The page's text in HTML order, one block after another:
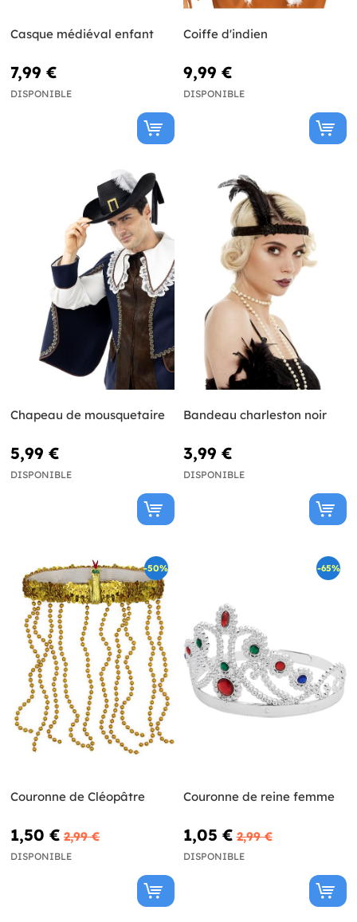
Casque médiéval enfant
7,99 €
DISPONIBLE
Coiffe d'indien
9,99 €
DISPONIBLE
Chapeau de mousquetaire
5,99 €
DISPONIBLE
Bandeau charleston noir
3,99 €
DISPONIBLE
-50%
Couronne de Cléopâtre
1,50 € 2,99 €
DISPONIBLE
-65%
Couronne de reine femme
1,05 € 2,99 €
DISPONIBLE